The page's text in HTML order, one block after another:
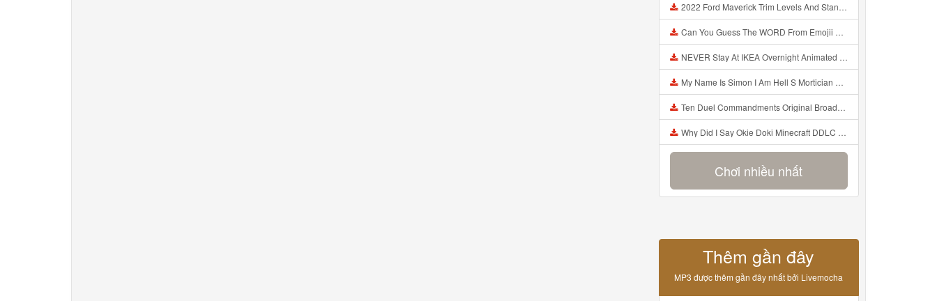
2022 Ford Maverick Trim Levels And Standard Features Explained Mp3
Can You Guess The WORD From Emojii COMPOUND WORD EMOJII CHALLENGE 90 PEOPLE FAIL Guess Mp3
NEVER Stay At IKEA Overnight Animated SCP 3008 Horror Story Mp3
My Name Is Simon I Am Hell S Mortician And I Am Going To Kill God Creepypasta Mp3
Ten Duel Commandments Original Broadway Cast Of Hamilton Lyrics Mp3
Why Did I Say Okie Doki Minecraft DDLC Animated Music Video Song By The Stupendium Mp3
Chơi nhiều nhất
Thêm gần đây
MP3 được thêm gần đây nhất bởi Livemocha